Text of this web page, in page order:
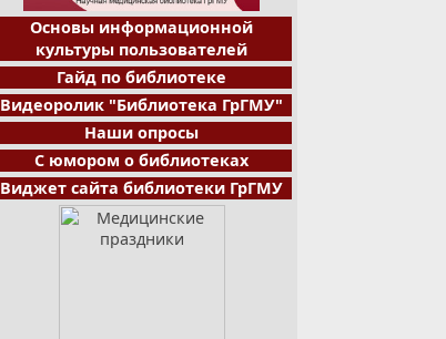
Основы информационной
культуры пользователей
Гайд по библиотеке
Видеоролик "Библиотека ГрГМУ"
Наши опросы
С юмором о библиотеках
Виджет сайта библиотеки ГрГМУ